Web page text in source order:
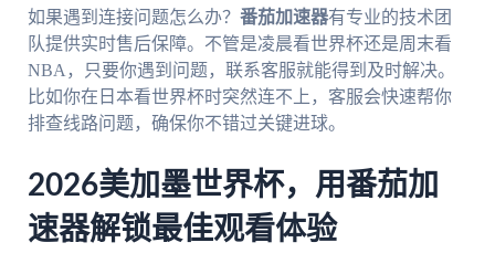
如果遇到连接问题怎么办？ 番茄加速器有专业的技术团
队提供实时售后保障。不管是凌晨看世界杯还是周末看
NBA，只要你遇到问题，联系客服就能得到及时解决。
比如你在日本看世界杯时突然连不上，客服会快速帮你
排查线路问题，确保你不错过关键进球。
2026美加墨世界杯，用番茄加
速器解锁最佳观看体验